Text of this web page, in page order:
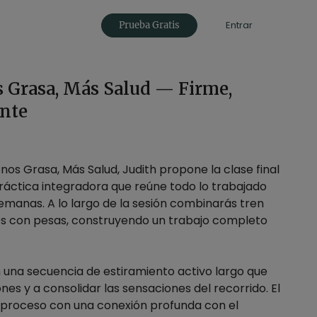
Prueba Gratis Entrar
Grasa, Más Salud — Firme,
Grasa, Más Salud, Judith propone la clase final
integradora que reúne todo lo trabajado
A lo largo de la sesión combinarás tren
con pesas, construyendo un trabajo completo
una secuencia de estiramiento activo largo que
y a consolidar las sensaciones del recorrido. El
con una conexión profunda con el